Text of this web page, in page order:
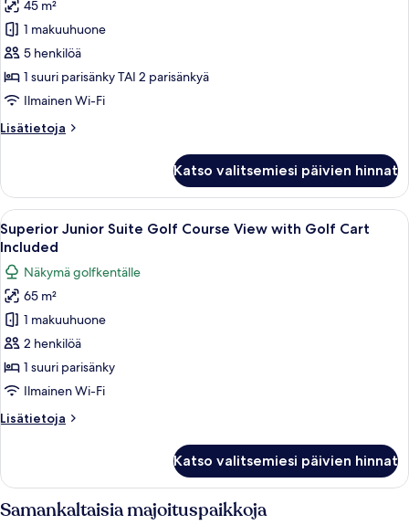
Stay
Free
Superior
Deluxe
Ocean
View
-
&
Free
kuvat
45 m²
1 makuuhuone
5 henkilöä
1 suuri parisänky TAI 2 parisänkyä
Ilmainen Wi-Fi
Lisätietoja
Lisätietoja
Ocean
View
-
Kids
Teens
Stay
Free
Katso valitsemiesi päivien hinnat
Avaa
kaikki
huonetyypin
Superior
Junior
Suite
Golf
Course
View
Golf
kuvat
Hotellihuone, jossa on suuri sänky,
7
Superior Junior Suite Golf Course View with Golf Cart
Included
Näkymä golfkentälle
65 m²
1 makuuhuone
2 henkilöä
1 suuri parisänky
Ilmainen Wi-Fi
Lisätietoja
Lisätietoja
Suite
Course
Katso valitsemiesi päivien hinnat
Samankaltaisia majoituspaikkoja